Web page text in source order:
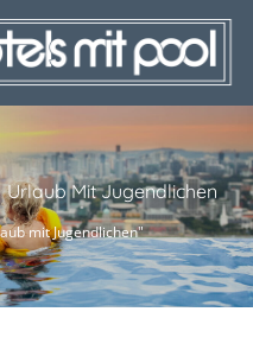
Urlaub Mit Jugendlichen
mit Jugendlichen"